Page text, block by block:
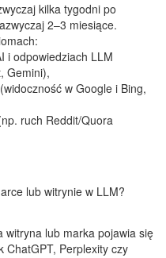
kilka tygodni po
2–3 miesiące.
i odpowiedziach LLM
Gemini),
w Google i Bing,
ruch Reddit/Quora
lub witrynie w LLM?
witryna lub marka pojawia się
ChatGPT, Perplexity czy